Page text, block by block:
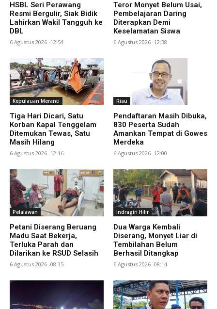
HSBL Seri Perawang
Resmi Bergulir, Siak Bidik
Lahirkan Wakil Tangguh ke
DBL
6 Agustus 2026 -12:54
Teror Monyet Belum Usai,
Pembelajaran Daring
Diterapkan Demi
Keselamatan Siswa
6 Agustus 2026 -12:38
Kepulauan Meranti
Tiga Hari Dicari, Satu
Korban Kapal Tenggelam
Ditemukan Tewas, Satu
Masih Hilang
6 Agustus 2026 -12:16
Riau
Pendaftaran Masih Dibuka,
830 Peserta Sudah
Amankan Tempat di Gowes
Merdeka
6 Agustus 2026 -12:00
Pelalawan
Petani Diserang Beruang
Madu Saat Bekerja,
Terluka Parah dan
Dilarikan ke RSUD Selasih
6 Agustus 2026 -08:35
Indragiri Hilir
Dua Warga Kembali
Diserang, Monyet Liar di
Tembilahan Belum
Berhasil Ditangkap
6 Agustus 2026 -08:14